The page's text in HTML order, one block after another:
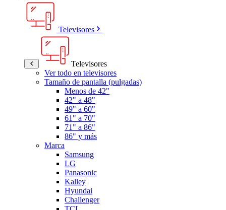
Televisores
Televisores
Ver todo en televisores
Tamaño de pantalla (pulgadas)
Menos de 42"
42" a 48"
49" a 60"
61" a 70"
71" a 86"
86" y más
Marca
Samsung
LG
Panasonic
Kalley
Hyundai
Challenger